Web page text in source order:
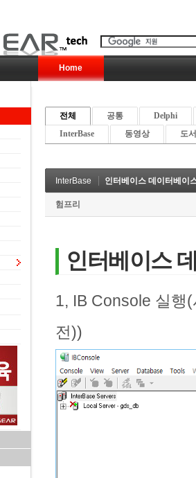
Home
전체 공통
Delphi
InterBase
동영상 도
InterBase 인터베이스 데이터베이
험프리
인터베이스
​1, IB Console 실행
전))